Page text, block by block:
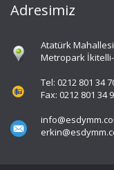
Adresimiz
Atatürk Mahallesi
Metropark
Tel: 0212 801 34
Fax: 0212 801 34